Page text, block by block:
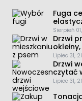
Fuga
Sierpień
Drzwi
Lipiec 31,
Drzwi
czytać
Lipiec 31,